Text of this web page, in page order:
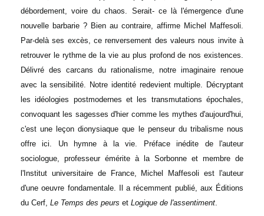
débordement, voire du chaos. Serait- ce là l'émergence d'une
nouvelle barbarie ? Bien au contraire, affirme Michel Maffesoli.
Par-delà ses excès, ce renversement des valeurs nous invite à
retrouver le rythme de la vie au plus profond de nos existences.
Délivré des carcans du rationalisme, notre imaginaire renoue
avec la sensibilité. Notre identité redevient multiple. Décryptant
les idéologies postmodernes et les transmutations épochales,
convoquant les sagesses d'hier comme les mythes d'aujourd'hui,
c'est une leçon dionysiaque que le penseur du tribalisme nous
offre ici. Un hymne à la vie. Préface inédite de l'auteur
sociologue, professeur émérite à la Sorbonne et membre de
l'Institut universitaire de France, Michel Maffesoli est l'auteur
d'une oeuvre fondamentale. Il a récemment publié, aux Éditions
du Cerf, Le Temps des peurs et Logique de l'assentiment